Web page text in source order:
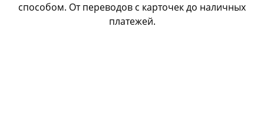
способом. От переводов с карточек до наличных
платежей.